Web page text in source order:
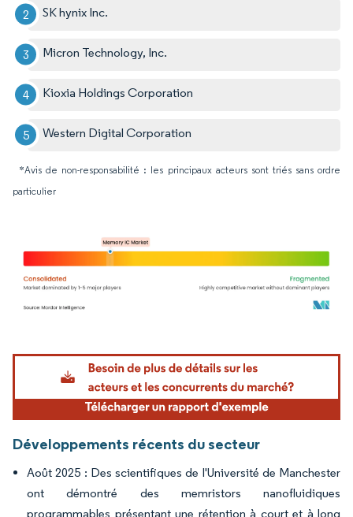
SK hynix Inc.
Micron Technology, Inc.
Kioxia Holdings Corporation
Western Digital Corporation
*Avis de non-responsabilité : les principaux acteurs sont triés sans ordre
particulier
Image © Mordor Intelligence. La réutilisation nécessite une attribution sous CC BY
Développements récents du secteur
Août 2025 : Des scientifiques de l'Université de Manchester
ont démontré des memristors nanofluidiques
programmables présentant une rétention à court et à long